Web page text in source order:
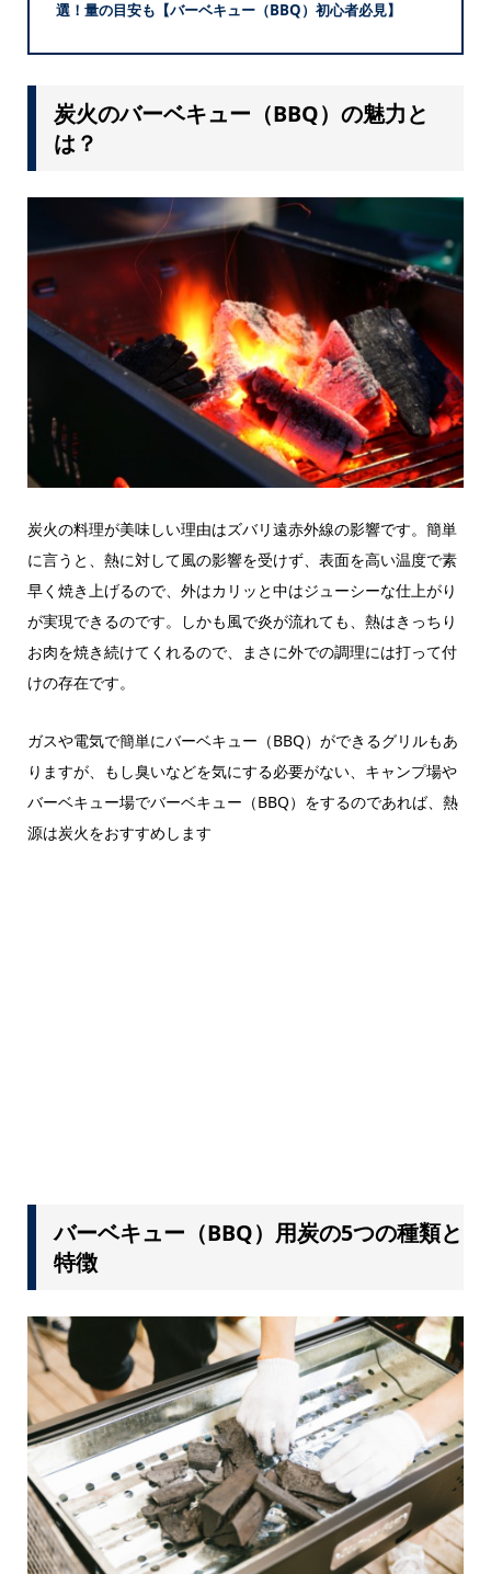
選！量の目安も【バーベキュー（BBQ）初心者必見】
炭火のバーベキュー（BBQ）の魅力と
は？
炭火の料理が美味しい理由はズバリ遠赤外線の影響です。簡単
に言うと、熱に対して風の影響を受けず、表面を高い温度で素
早く焼き上げるので、外はカリッと中はジューシーな仕上がり
が実現できるのです。しかも風で炎が流れても、熱はきっちり
お肉を焼き続けてくれるので、まさに外での調理には打って付
けの存在です。
ガスや電気で簡単にバーベキュー（BBQ）ができるグリルもあ
りますが、もし臭いなどを気にする必要がない、キャンプ場や
バーベキュー場でバーベキュー（BBQ）をするのであれば、熱
源は炭火をおすすめします
バーベキュー（BBQ）用炭の5つの種類と
特徴